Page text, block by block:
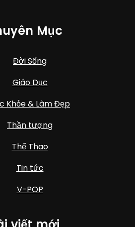
Mục
Đời Sống
Giáo Dục
Khỏe & Làm Đẹp
Thần tượng
Thể Thao
Tin tức
V-POP